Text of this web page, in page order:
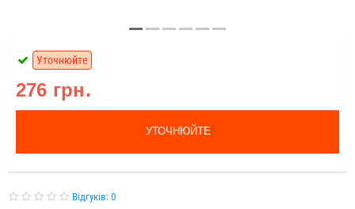
276 грн.
Уточнюйте
УТОЧНЮЙТЕ
Відгуків: 0